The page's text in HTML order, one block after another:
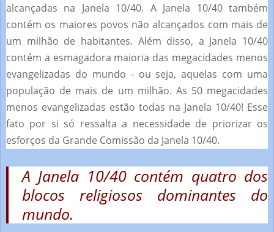
alcançadas na Janela 10/40. A Janela 10/40 também
contém os maiores povos não alcançados com mais de
um milhão de habitantes. Além disso, a Janela 10/40
contém a esmagadora maioria das megacidades menos
evangelizadas do mundo - ou seja, aquelas com uma
população de mais de um milhão. As 50 megacidades
menos evangelizadas estão todas na Janela 10/40! Esse
fato por si só ressalta a necessidade de priorizar os
esforços da Grande Comissão da Janela 10/40.
A Janela 10/40 contém quatro dos
blocos religiosos dominantes do
mundo.